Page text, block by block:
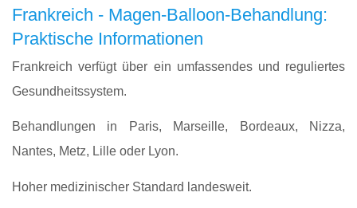
Frankreich - Magen-Balloon-Behandlung:
Praktische Informationen
Frankreich verfügt über ein umfassendes und reguliertes
Gesundheitssystem.
Behandlungen in Paris, Marseille, Bordeaux, Nizza,
Nantes, Metz, Lille oder Lyon.
Hoher medizinischer Standard landesweit.